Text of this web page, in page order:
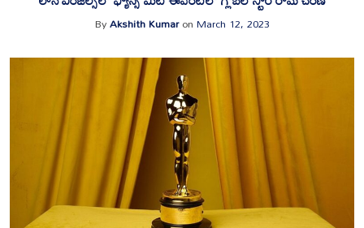
ByAkshith KumaronMarch 12, 2023